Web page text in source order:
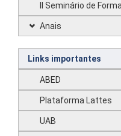
II Seminário de
Anais
Links importantes
ABED
Plataforma Lattes
UAB